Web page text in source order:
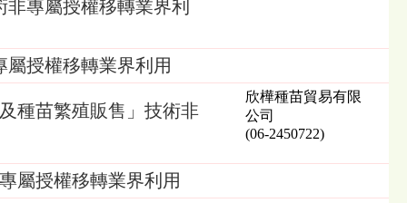
專屬授權移轉業界利
屬授權移轉業界利用
種苗繁殖販售」技術非
欣樺種苗貿易有限
公司
(06-2450722)
屬授權移轉業界利用